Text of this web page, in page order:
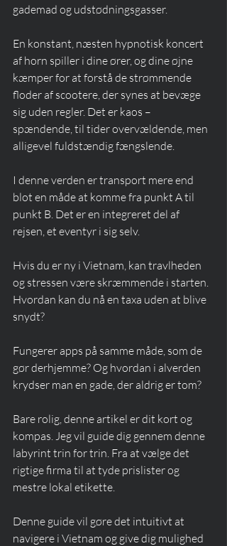
gademad og udstødningsgasser.
En konstant, næsten hypnotisk koncert
af horn spiller i dine ører, og dine øjne
kæmper for at forstå de strømmende
floder af scootere, der synes at bevæge
sig uden regler. Det er kaos –
spændende, til tider overvældende, men
alligevel fuldstændig fængslende.
I denne verden er transport mere end
blot en måde at komme fra punkt A til
punkt B. Det er en integreret del af
rejsen, et eventyr i sig selv.
Hvis du er ny i Vietnam, kan travlheden
og stressen være skræmmende i starten.
Hvordan kan du nå en taxa uden at blive
snydt?
Fungerer apps på samme måde, som de
gør derhjemme? Og hvordan i alverden
krydser man en gade, der aldrig er tom?
Bare rolig, denne artikel er dit kort og
kompas. Jeg vil guide dig gennem denne
labyrint trin for trin. Fra at vælge det
rigtige firma til at tyde prislister og
mestre lokal etikette.
Denne guide vil gøre det intuitivt at
navigere i Vietnam og give dig mulighed